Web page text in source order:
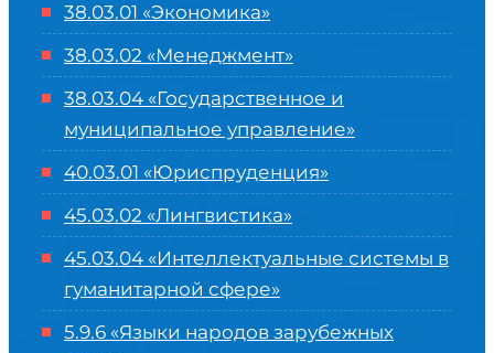
38.03.01 «Экономика»
38.03.02 «Менеджмент»
38.03.04 «Государственное и
муниципальное управление»
40.03.01 «Юриспруденция»
45.03.02 «Лингвистика»
45.03.04 «Интеллектуальные системы в
гуманитарной сфере»
5.9.6 «Языки народов зарубежных